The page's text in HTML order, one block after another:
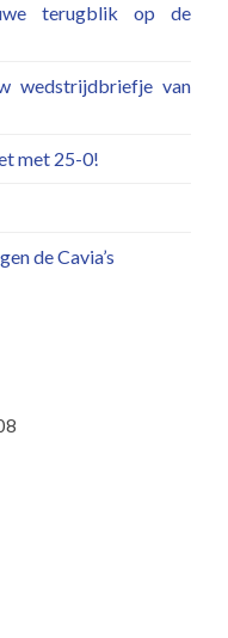
terugblik op de
wedstrijdbriefje van
met 25-0!
de Cavia’s